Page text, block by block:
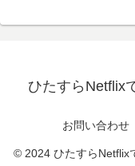
ひたすらNetflix
お問い合わせ
© 2024 ひたすらNetflix